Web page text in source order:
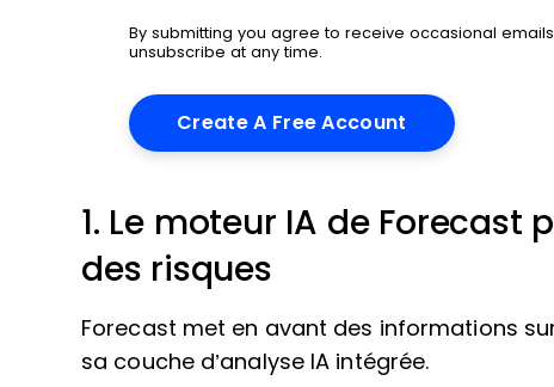
By submitting you agree to receive occasional
unsubscribe at any time.
1. Le moteur IA de
des risques
Forecast met en avant des informations
sa couche d’analyse IA intégrée.